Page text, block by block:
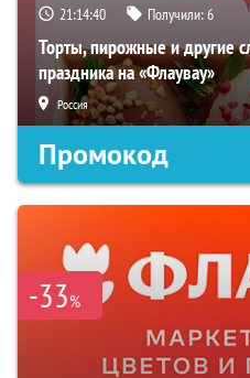
21:14:40 Получили:6
Торты, пирожные и другие
праздника на «Флаувау»
Россия
Промокод
-33%